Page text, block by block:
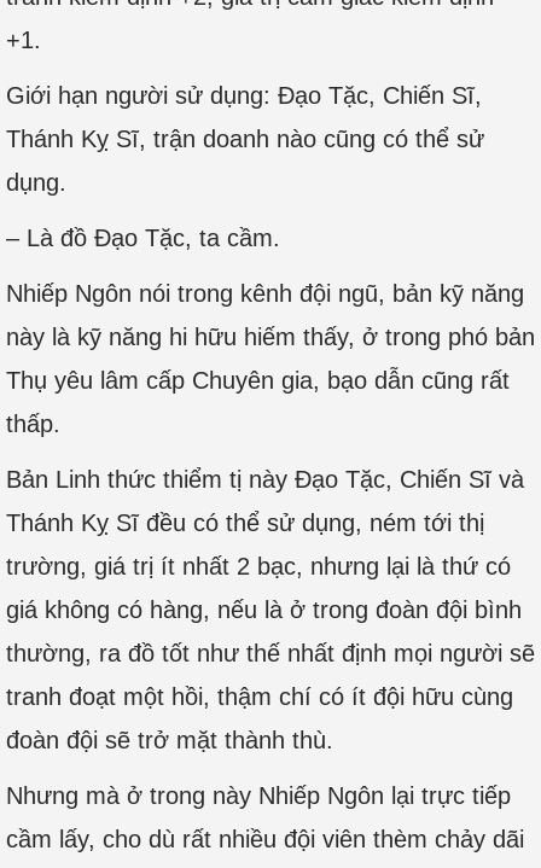
+1.
Giới hạn người sử dụng: Đạo Tặc, Chiến Sĩ,
Thánh Kỵ Sĩ, trận doanh nào cũng có thể sử
dụng.
– Là đồ Đạo Tặc, ta cầm.
Nhiếp Ngôn nói trong kênh đội ngũ, bản kỹ năng
này là kỹ năng hi hữu hiếm thấy, ở trong phó bản
Thụ yêu lâm cấp Chuyên gia, bạo dẫn cũng rất
thấp.
Bản Linh thức thiểm tị này Đạo Tặc, Chiến Sĩ và
Thánh Kỵ Sĩ đều có thể sử dụng, ném tới thị
trường, giá trị ít nhất 2 bạc, nhưng lại là thứ có
giá không có hàng, nếu là ở trong đoàn đội bình
thường, ra đồ tốt như thế nhất định mọi người sẽ
tranh đoạt một hồi, thậm chí có ít đội hữu cùng
đoàn đội sẽ trở mặt thành thù.
Nhưng mà ở trong này Nhiếp Ngôn lại trực tiếp
cầm lấy, cho dù rất nhiều đội viên thèm chảy dãi